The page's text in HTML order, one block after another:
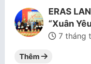
ERAS
“Xuân
7 tháng
Thêm